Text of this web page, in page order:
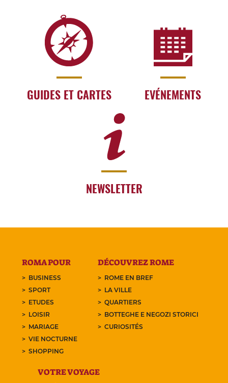
GUIDES ET CARTES EVÉNEMENTS
NEWSLETTER
ROMA POUR
BUSINESS
SPORT
ETUDES
LOISIR
MARIAGE
VIE NOCTURNE
SHOPPING
DÉCOUVREZ ROME
ROME EN BREF
LA VILLE
QUARTIERS
BOTTEGHE E NEGOZI STORICI
CURIOSITÉS
VOTRE VOYAGE